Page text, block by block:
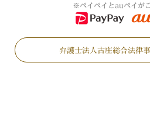
※ペイペイとauペイが
弁護士法人古庄総合法律